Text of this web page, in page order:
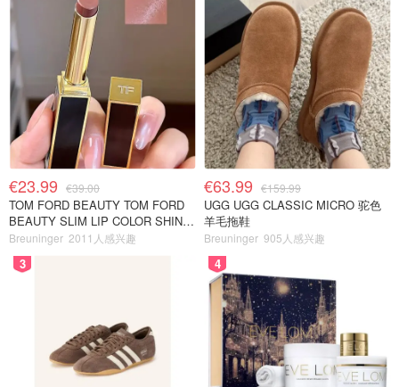
€23.99 €39.00
TOM FORD BEAUTY TOM FORD
BEAUTY SLIM LIP COLOR SHINE
口红 open back色
Breuninger 2011人感兴趣
€63.99 €159.99
UGG UGG CLASSIC MICRO 驼色
羊毛拖鞋
Breuninger 905人感兴趣
3 4